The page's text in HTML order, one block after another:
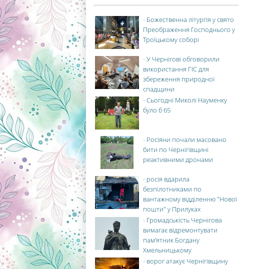
- Божественна літургія у свято
Преображення Господнього у
Троїцькому соборі
-У Чернігові обговорили
використання ГІС для
збереження природної
спадщини
-Сьогодні Миколі Науменку
було б 65
- Росіяни почали масовано
бити по Чернігівщині
реактивними дронами
- росія вдарила
безпілотниками по
вантажному відділенню "Нової
пошти" у Прилуках
- Громадськість Чернігова
вимагає відремонтувати
пам’ятник Богдану
Хмельницькому
- ворог атакує Чернігівщину